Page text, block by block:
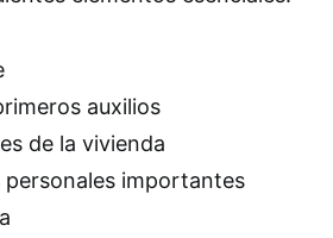
auxilios
de la vivienda
personales importantes